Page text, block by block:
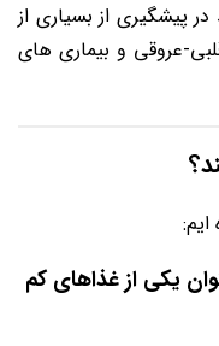
پیشگیری از بسیاری از
عروقی و بیماری ‌های
یکی از غذاهای کم